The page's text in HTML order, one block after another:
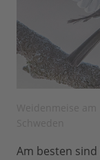
Am besten sind